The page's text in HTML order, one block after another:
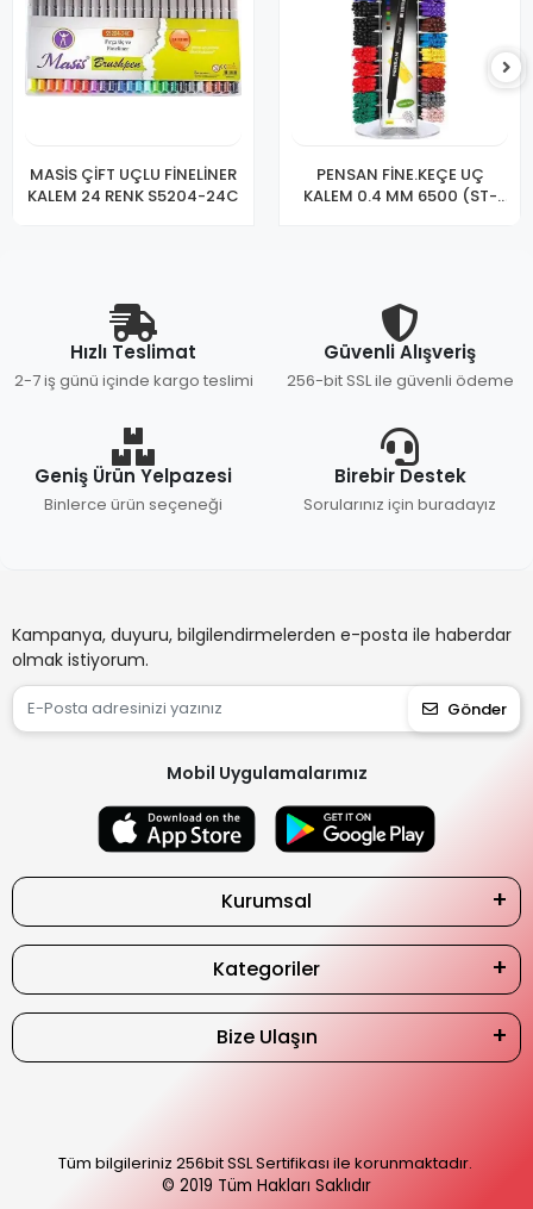
MASİS ÇİFT UÇLU FİNELİNER
KALEM 24 RENK S5204-24C
PENSAN FİNE.KEÇE UÇ
KALEM 0.4 MM 6500 (ST-
Hızlı Teslimat
2-7 iş günü içinde kargo teslimi
Güvenli Alışveriş
256-bit SSL ile güvenli ödeme
Geniş Ürün Yelpazesi
Binlerce ürün seçeneği
Birebir Destek
Sorularınız için buradayız
Kampanya, duyuru, bilgilendirmelerden e-posta ile haberdar
olmak istiyorum.
Gönder
Mobil Uygulamalarımız
Kurumsal
Kategoriler
Bize Ulaşın
Tüm bilgileriniz 256bit SSL Sertifikası ile korunmaktadır.
© 2019 Tüm Hakları Saklıdır